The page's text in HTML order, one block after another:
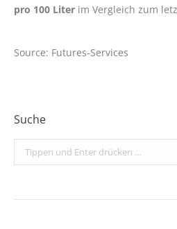
pro 100 Liter im Vergleich zum
Source: Futures-Services
Suche
Search: